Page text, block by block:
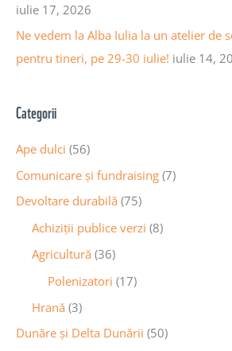
iulie 17, 2026
Ne vedem la Alba Iulia la un atelier de
pentru tineri, pe 29-30 iulie! iulie 14,
Categorii
Ape dulci (56)
Comunicare și fundraising (7)
Devoltare durabilă (75)
Achiziții publice verzi (8)
Agricultură (36)
Polenizatori (17)
Hrană (3)
Dunăre și Delta Dunării (50)